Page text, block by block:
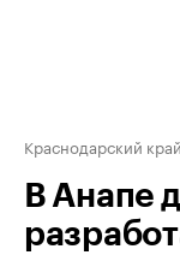
Краснодарский край
В Анапе